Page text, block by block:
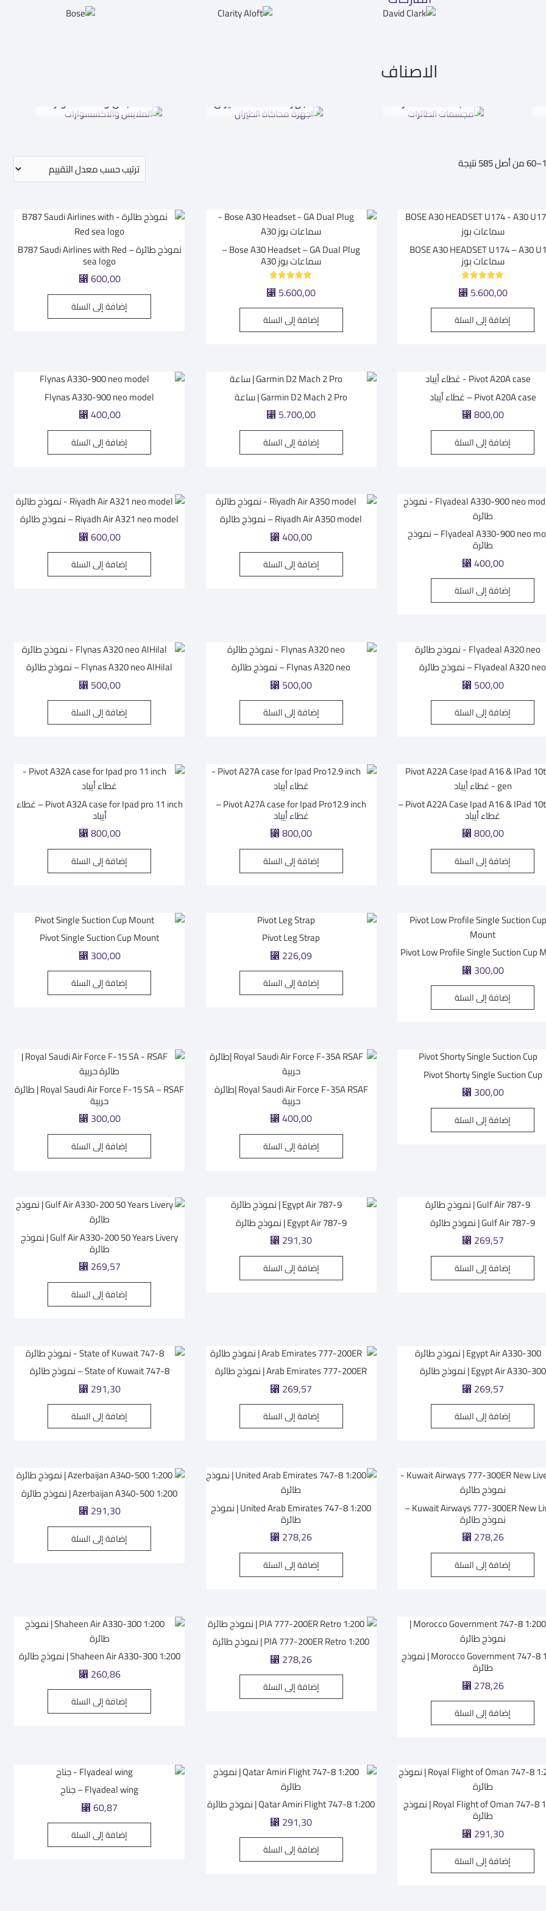
الاصناف
الملابس والاكسسوارات اجهزة محاكاة الطيران مجسمات الطائرات
تم
التقييم
BOSE A30 HEADSET U174 – A30
سماعات بوز
5.00
⃁ 5.600,00
إضافة إلى السلة
Bose A30 Headset – GA Dual Plug –
سماعات بوز A30
5.00
⃁ 5.600,00
إضافة إلى السلة
نموذج طائرة – B787 Saudi Airlines with Red
sea logo
⃁ 600,00
إضافة إلى السلة
Pivot A20A case – غطاء أيباد
⃁ 800,00
إضافة إلى السلة
Garmin D2 Mach 2 Pro | ساعة
⃁ 5.700,00
إضافة إلى السلة
Flynas A330-900 neo model
⃁ 400,00
إضافة إلى السلة
Flyadeal A330-900 neo model – نموذج
طائرة
⃁ 400,00
إضافة إلى السلة
Riyadh Air A350 model – نموذج طائرة
⃁ 400,00
إضافة إلى السلة
Riyadh Air A321 neo model – نموذج طائرة
⃁ 600,00
إضافة إلى السلة
Flyadeal A320 neo – نموذج طائرة
⃁ 500,00
إضافة إلى السلة
Flynas A320 neo – نموذج طائرة
⃁ 500,00
إضافة إلى السلة
Flynas A320 neo AlHilal – نموذج طائرة
⃁ 500,00
إضافة إلى السلة
Pivot A22A Case Ipad A16 & IPad 10th gen –
غطاء أيباد
⃁ 800,00
إضافة إلى السلة
Pivot A27A case for Ipad Pro12.9 inch –
غطاء أيباد
⃁ 800,00
إضافة إلى السلة
Pivot A32A case for Ipad pro 11 inch – غطاء
أيباد
⃁ 800,00
إضافة إلى السلة
Pivot Low Profile Single Suction Cup
⃁ 300,00
إضافة إلى السلة
Pivot Leg Strap
⃁ 226,09
إضافة إلى السلة
Pivot Single Suction Cup Mount
⃁ 300,00
إضافة إلى السلة
Pivot Shorty Single Suction Cup
⃁ 300,00
إضافة إلى السلة
Royal Saudi Air Force F-35A RSAF |طائرة
حربية
⃁ 400,00
إضافة إلى السلة
Royal Saudi Air Force F-15 SA – RSAF | طائرة
حربية
⃁ 300,00
إضافة إلى السلة
Gulf Air 787-9 | نموذج طائرة
⃁ 269,57
إضافة إلى السلة
Egypt Air 787-9 | نموذج طائرة
⃁ 291,30
إضافة إلى السلة
Gulf Air A330-200 50 Years Livery | نموذج
طائرة
⃁ 269,57
إضافة إلى السلة
Egypt Air A330-300 | نموذج طائرة
⃁ 269,57
إضافة إلى السلة
Arab Emirates 777-200ER | نموذج طائرة
⃁ 269,57
إضافة إلى السلة
State of Kuwait 747-8 – نموذج طائرة
⃁ 291,30
إضافة إلى السلة
Kuwait Airways 777-300ER New Livery –
نموذج طائرة
⃁ 278,26
إضافة إلى السلة
United Arab Emirates 747-8 1:200 | نموذج
طائرة
⃁ 278,26
إضافة إلى السلة
Azerbaijan A340-500 1:200 | نموذج طائرة
⃁ 291,30
إضافة إلى السلة
Morocco Government 747-8 1:200 | نموذج
طائرة
⃁ 278,26
إضافة إلى السلة
PIA 777-200ER Retro 1:200 | نموذج طائرة
⃁ 278,26
إضافة إلى السلة
Shaheen Air A330-300 1:200 | نموذج طائرة
⃁ 260,86
إضافة إلى السلة
Royal Flight of Oman 747-8 1:200 | نموذج
طائرة
⃁ 291,30
إضافة إلى السلة
Qatar Amiri Flight 747-8 1:200 | نموذج طائرة
⃁ 291,30
إضافة إلى السلة
Flyadeal wing – جناح
⃁ 60,87
إضافة إلى السلة